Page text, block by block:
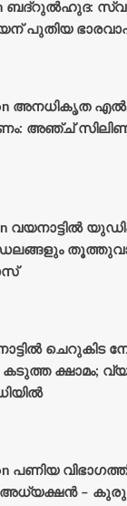
ബദ്റുൽഹുദ:
പുതിയ
അനധികൃത
അഞ്ച്
വയനാട്ടില്‍
ചെറുകിട
ക്ഷാമം;
പണിയ
–